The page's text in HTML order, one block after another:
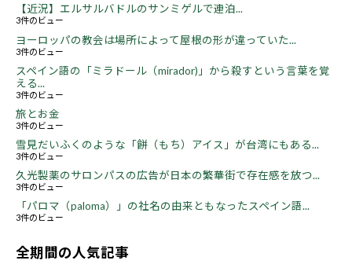
【近況】エルサルバドルのサンミゲルで連泊...
3件のビュー
ヨーロッパの教会は場所によって屋根の形が違っていた...
3件のビュー
スペイン語の「ミラドール（mirador)」から殺すという言葉を覚
える...
3件のビュー
旅とお金
3件のビュー
雪見だいふくのような「餅（もち）アイス」が台湾にもある...
3件のビュー
久光製薬のサロンパスの広告が日本の繁華街で存在感を放つ...
3件のビュー
「パロマ（paloma）」の社名の由来ともなったスペイン語...
3件のビュー
全期間の人気記事